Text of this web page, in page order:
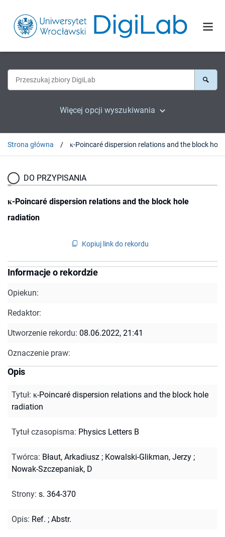
Więcej opcji wyszukiwania
Strona główna
DO PRZYPISANIA
κ-Poincaré dispersion relations and the block hole
radiation
Kopiuj link do rekordu
Informacje o rekordzie
Opiekun:
Redaktor:
Utworzenie rekordu: 08.06.2022, 21:41
Oznaczenie praw:
Opis
Tytuł: κ-Poincaré dispersion relations and the block hole
radiation
Tytuł czasopisma: Physics Letters B
Twórca: Błaut, Arkadiusz ; Kowalski-Glikman, Jerzy ;
Nowak-Szczepaniak, D
Strony: s. 364-370
Opis: Ref. ; Abstr.